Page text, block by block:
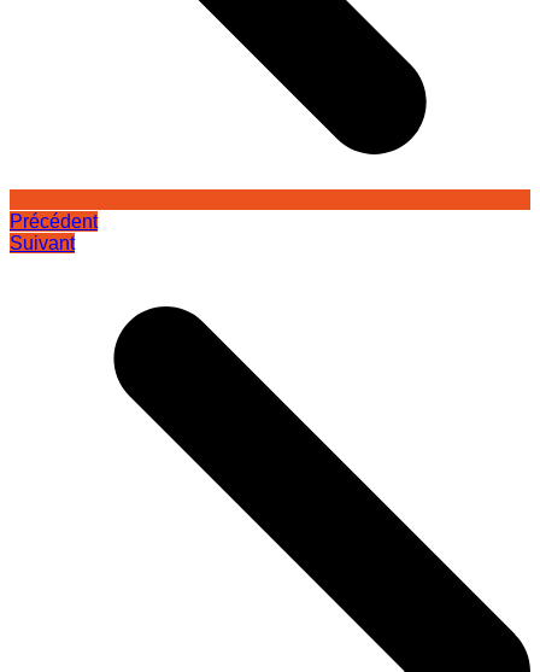
Précédent
Suivant